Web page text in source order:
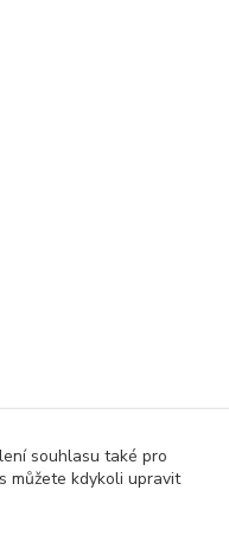
souhlasu také pro
můžete kdykoli upravit